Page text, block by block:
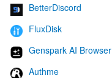
BetterDiscord
FluxDisk
Genspark AI Browser
Authme